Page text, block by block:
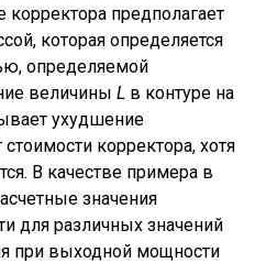
предполагает
которая определяется
определяемой
величиныL в контуре на
ухудшение
корректора, хотя
В качестве примера в
значения
для различных значений
при выходной мощности